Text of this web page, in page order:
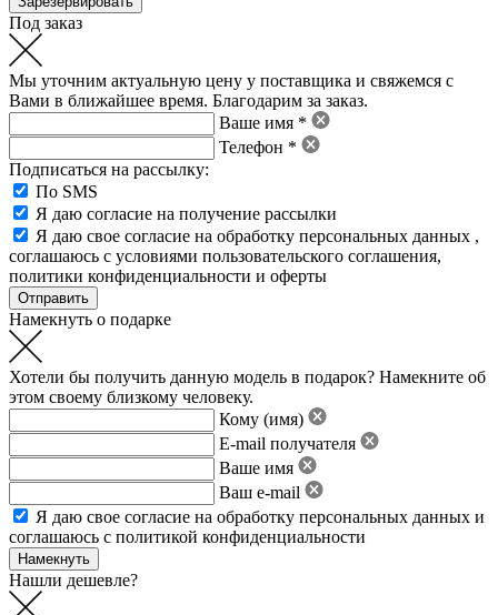
Под заказ
Мы уточним актуальную цену у поставщика и свяжемся с
Вами в ближайшее время. Благодарим за заказ.
Ваше имя *
Телефон *
Подписаться на рассылку:
По SMS
Я даю согласие на получение рассылки
Я даю свое согласие на обработку персональных данных ,
соглашаюсь с условиями пользовательского соглашения,
политики конфиденциальности и оферты
Намекнуть о подарке
Хотели бы получить данную модель в подарок? Намекните об
этом своему близкому человеку.
Кому (имя)
E-mail получателя
Ваше имя
Ваш e-mail
Я даю свое согласие на обработку персональных данных и
соглашаюсь с политикой конфиденциальности
Нашли дешевле?